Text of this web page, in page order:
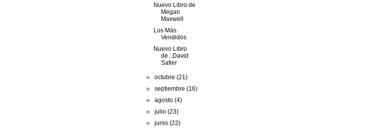
Nuevo Libro de
Megan
Maxwell
Los Más
Vendidos
Nuevo Libro
de...David
Safier
►octubre(21)
►septiembre(16)
►agosto(4)
►julio(23)
►junio(22)